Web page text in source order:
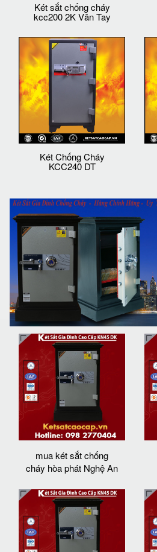
Két sắt chống cháy
kcc200 2K Vân Tay
Két Chống Cháy
KCC240 DT
mua két sắt chống
cháy hòa phát Nghệ An